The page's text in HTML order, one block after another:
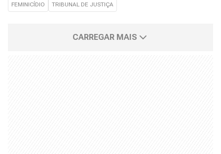
FEMINICÍDIO TRIBUNAL DE JUSTIÇA
CARREGAR MAIS